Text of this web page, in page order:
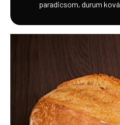
paradicsom, durum